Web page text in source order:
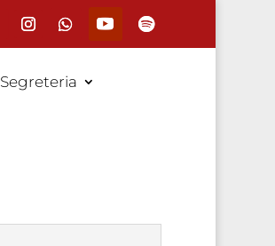
Segreteria